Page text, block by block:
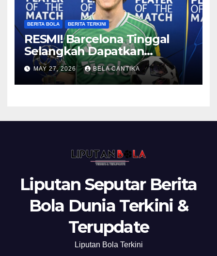
BERITA BOLA BERITA TERKINI
RESMI! Barcelona Tinggal
Selangkah Dapatkan
Anthony Gordon
MAY 27, 2026 BELA CANTIKA
Liputan Seputar Berita
Bola Dunia Terkini &
Terupdate
Liputan Bola Terkini